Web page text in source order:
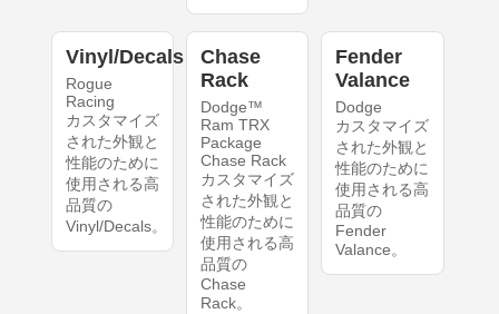
Vinyl/Decals
Rogue
Racing
カスタマイズ
された外観と
性能のために
使用される高
品質の
Vinyl/Decals。
Chase
Rack
Dodge™
Ram TRX
Package
Chase Rack
カスタマイズ
された外観と
性能のために
使用される高
品質の
Chase
Rack。
Fender
Valance
Dodge
カスタマイズ
された外観と
性能のために
使用される高
品質の
Fender
Valance。